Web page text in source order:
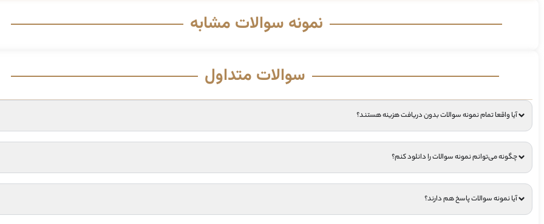
نمونه سوالات مشابه
سوالات متداول
آیا واقعا تمام نمونه سوالات بدون دریافت هزینه هستند؟
چگونه می‌توانم نمونه سوالات را دانلود کنم؟
آیا نمونه سوالات پاسخ هم دارند؟